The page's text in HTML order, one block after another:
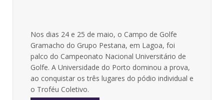
Nos dias 24 e 25 de maio, o Campo de Golfe
Gramacho do Grupo Pestana, em Lagoa, foi
palco do Campeonato Nacional Universitário de
Golfe. A Universidade do Porto dominou a prova,
ao conquistar os três lugares do pódio individual e
o Troféu Coletivo.